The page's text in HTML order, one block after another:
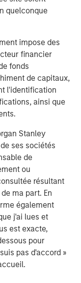
quelconque
impose des
financier
fonds
de capitaux,
l'identification
ainsi que
Stanley
ses sociétés
de
ou
résultant
ma part. En
également
j'ai lues et
est exacte,
pour
pas d'accord »
für
recommended
in
or will contain
the laws of the
under the WpÜG,
securities laws of
to cross-border
according to
those of the
States of
no other
or approvals
of Germany
Investors in, and
rely on
of
the provisions of